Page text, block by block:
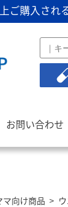
ご購入され
お問い合わせ
マ向け商品 >